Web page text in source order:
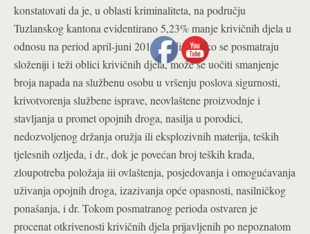
konstatovati da je, u oblasti kriminaliteta, na području
Tuzlanskog kantona evidentirano 5,23% manje krivičnih djela u
odnosu na period april-juni 2019. godine. Ako se posmatraju
složeniji i teži oblici krivičnih djela, može se uočiti smanjenje
broja napada na službenu osobu u vršenju poslova sigurnosti,
krivotvorenja službene isprave, neovlaštene proizvodnje i
stavljanja u promet opojnih droga, nasilja u porodici,
nedozvoljenog držanja oružja ili eksplozivnih materija, teških
tjelesnih ozljeda, i dr., dok je povećan broj teških krađa,
zloupotreba položaja iii ovlaštenja, posjedovanja i omogućavanja
uživanja opojnih droga, izazivanja opće opasnosti, nasilničkog
ponašanja, i dr. Tokom posmatranog perioda ostvaren je
procenat otkrivenosti krivičnih djela prijavljenih po nepoznatom